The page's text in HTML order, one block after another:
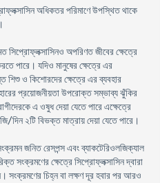
অধিকতর পরিমাণে উপস্থিত থাকে
সিপ্রোফ্লক্সাসিনও অপরিণত জীবের ক্ষেত্রে
পারে। যদিও মানুষের ক্ষেত্রে এর
শিশু ও কিশোরদের ক্ষেত্রে এর ব্যবহার
প্রয়োজনীয়তা উপরোক্ত সম্ভাব্য ঝুঁকির
এ ওষুধ দেয়া যেতে পারে এক্ষেত্রে
২টি বিভক্ত মাত্রায় দেয়া যেতে পারে।
জনিত রেসপন্স এবং ব্যাকটেরিওলজিক্যাল
সংক্রমণের ক্ষেত্রে সিপ্রোফ্লক্সাসিন দ্বারা
সংক্রমণের চিহ্ন বা লক্ষণ দূর হবার পর আরও